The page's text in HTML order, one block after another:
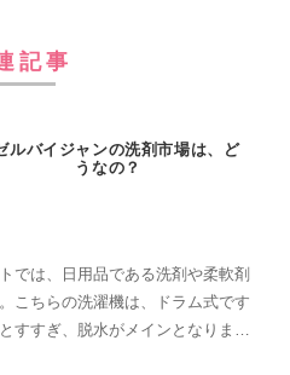
記事
ルバイジャンの洗剤市場は、ど
うなの？
では、日用品である洗剤や柔軟剤
こちらの洗濯機は、ドラム式です
すすぎ、脱水がメインとなりま